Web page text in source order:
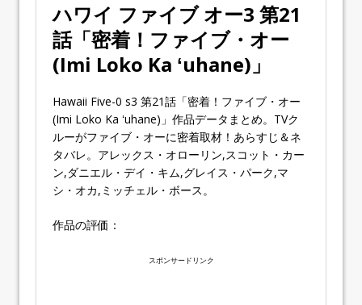
ハワイ ファイブ オー3 第21
話「密着！ファイブ・オー
(Imi Loko Ka ʻuhane)」
Hawaii Five-0 s3 第21話「密着！ファイブ・オー
(Imi Loko Ka ʻuhane)」作品データまとめ。TVク
ルーがファイブ・オーに密着取材！あらすじ＆ネ
タバレ。アレックス・オローリン,スコット・カー
ン,ダニエル・デイ・キム,グレイス・パーク,マ
シ・オカ,ミッチェル・ボース。
作品の評価：
スポンサードリンク